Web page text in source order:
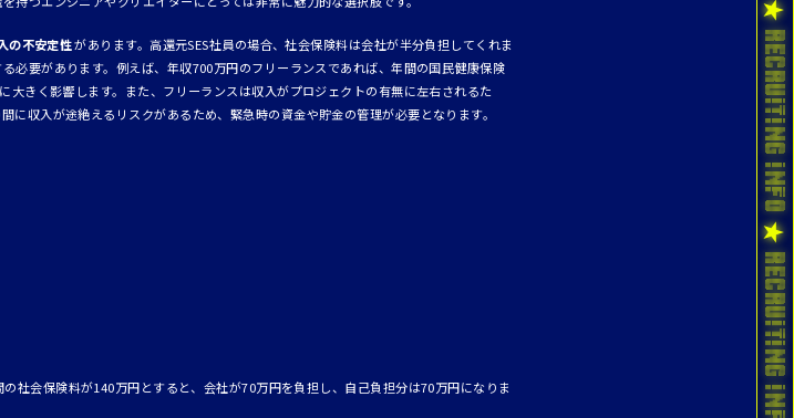
の不安定性があります。高還元SES社員の場合、社会保険料は会社が半分負担してくれま
必要があります。例えば、年収700万円のフリーランスであれば、年間の国民健康保険
きく影響します。また、フリーランスは収入がプロジェクトの有無に左右されるた
収入が途絶えるリスクがあるため、緊急時の資金や貯金の管理が必要となります。
社会保険料が140万円とすると、会社が70万円を負担し、自己負担分は70万円になりま